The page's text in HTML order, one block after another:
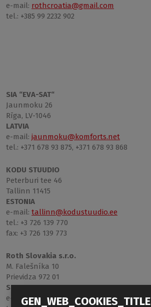
e-mail: rothcroatia@gmail.com
tel.: +385 99 2232 902
SIA “EVA-SAT“
Jaunmoku 26
Rīga, LV-1046
LATVIA
e-mail: jaunmoku@komforts.net
tel.: +371 678 93 875, +371 678 93 868
KODU STUUDIO
Peterburi tee 46
Tallinn 11415
ESTONIA
e-mail: tallinn@kodustuudio.ee
tel.: +3 726 139 770
fax: +3 726 139 773
Roth Slovakia s.r.o.
M. Falešníka 10
Prievidza 972 01
SLOVAKIA
e-mail:obchod@roth-slovakia.sk
GEN_WEB_COOKIES_TITLE